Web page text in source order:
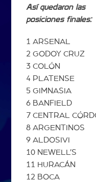
Así quedaron las
posiciones finales:
1 ARSENAL
2 GODOY CRUZ
3 COLÓN
4 PLATENSE
5 GIMNASIA
6 BANFIELD
7 CENTRAL
8 ARGENTINOS
9 ALDOSIVI
10 NEWELL’S
11 HURACÁN
12 BOCA